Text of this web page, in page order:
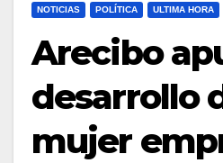
NOTICIAS POLÍTICA ULTIMA HORA
Arecibo
desarrollo
mujer